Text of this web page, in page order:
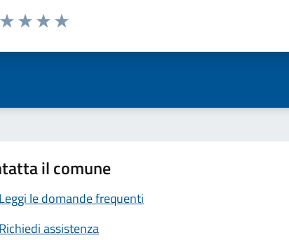
da 1 a 5 stelle la pagina
il comune
Leggi le domande frequenti
Richiedi assistenza